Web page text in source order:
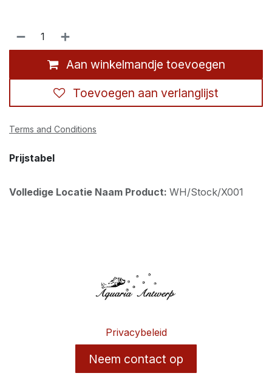
Aan winkelmandje toevoegen
Toevoegen aan verlanglijst
Terms and Conditions
Prijstabel
Volledige Locatie Naam Product: WH/Stock/X001
Privacybeleid
Neem contact op